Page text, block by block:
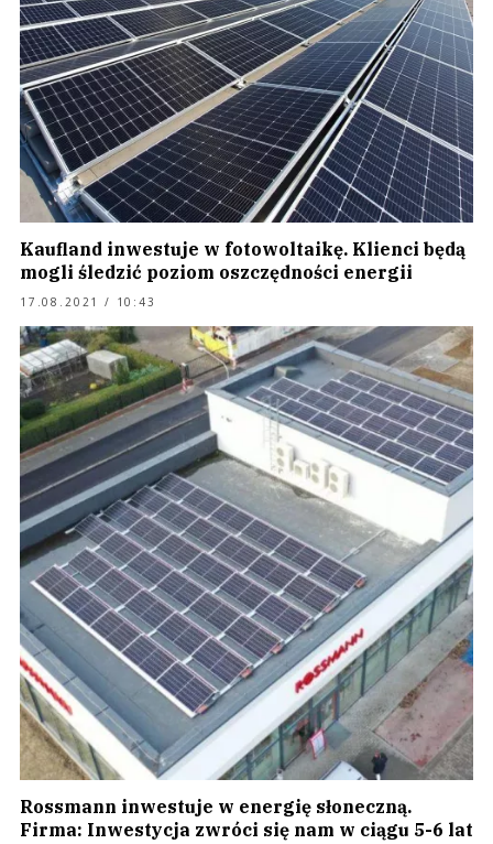
Kaufland inwestuje w fotowoltaikę. Klienci będą
mogli śledzić poziom oszczędności energii
17.08.2021 / 10:43
Rossmann inwestuje w energię słoneczną.
Firma: Inwestycja zwróci się nam w ciągu 5-6 lat